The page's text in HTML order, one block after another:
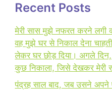
Recent Posts
मेरी सास मुझे नफरत करने लगी
वह मुझे घर से निकाल देना
लेकर घर छोड़ दिया। अगले
कुछ निकाला, जिसे देखकर मेरी
पंद्रह साल बाद, जब उसने